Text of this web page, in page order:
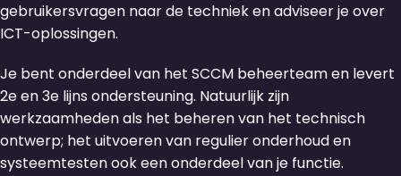
gebruikersvragen naar de techniek en adviseer je over
ICT-oplossingen.
Je bent onderdeel van het SCCM beheerteam en levert
2e en 3e lijns ondersteuning. Natuurlijk zijn
werkzaamheden als het beheren van het technisch
ontwerp; het uitvoeren van regulier onderhoud en
systeemtesten ook een onderdeel van je functie.